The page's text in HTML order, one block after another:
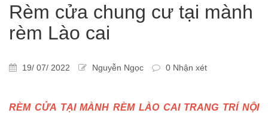
Rèm cửa chung cư tại mành
rèm Lào cai
19/ 07/ 2022 Nguyễn Ngọc 0 Nhận xét
RÈM CỬA TẠI MÀNH RÈM LÀO CAI TRANG TRÍ NỘI